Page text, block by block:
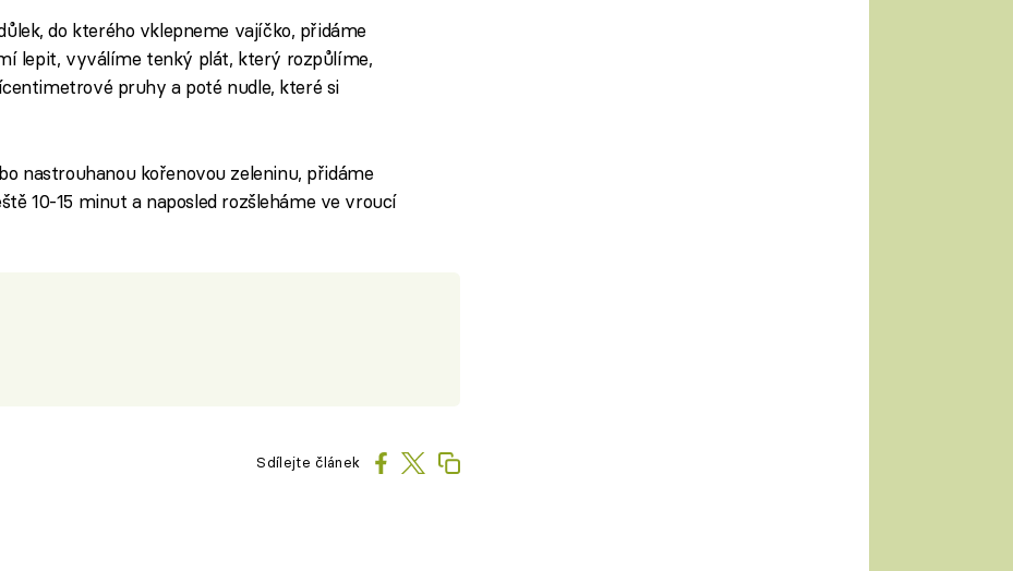
do kterého vklepneme vajíčko, přidáme
lepit, vyválíme tenký plát, který rozpůlíme,
pruhy a poté nudle, které si
nastrouhanou kořenovou zeleninu, přidáme
10-15 minut a naposled rozšleháme ve vroucí
Sdílejte článek